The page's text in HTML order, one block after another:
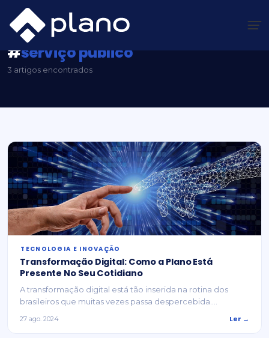
para
conteúdo
Plano Insights/#serviço público
#serviço público
3 artigos encontrados
⁠TECNOLOGIA E INOVAÇÃO
Transformação Digital: Como a Plano Está
Presente No Seu Cotidiano
A transformação digital está tão inserida na rotina dos
brasileiros que muitas vezes passa despercebida....
27 ago. 2024 Ler →